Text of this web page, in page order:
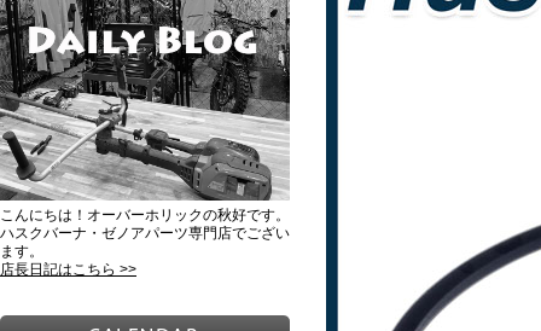
こんにちは！オーバーホリックの秋好です。
ハスクバーナ・ゼノアパーツ専門店でござい
ます。
店長日記はこちら >>